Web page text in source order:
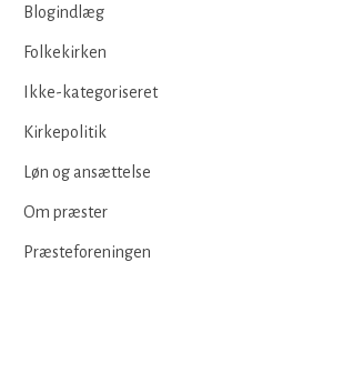
Blogindlæg
Folkekirken
Ikke-kategoriseret
Kirkepolitik
Løn og ansættelse
Om præster
Præsteforeningen